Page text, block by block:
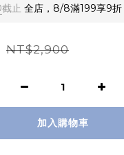
截止 全店，8/8滿199享9折
NT$2,900
加入購物車